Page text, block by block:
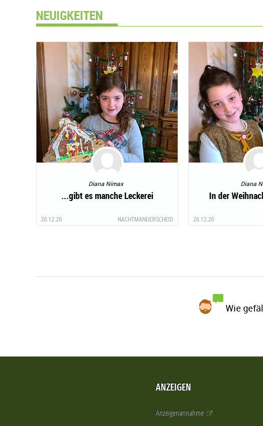
NEUIGKEITEN
Diana Nimax
...gibt es manche Leckerei
20.12.20 NACHTMANDERSCHEID
Diana
In der
20.12.20
Wie
ANZEIGEN
Anzeigenannahme